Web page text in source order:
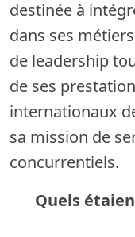
destinée à
dans ses
de leadership
de ses
internationaux
sa mission de
concurrentiels.
Quels